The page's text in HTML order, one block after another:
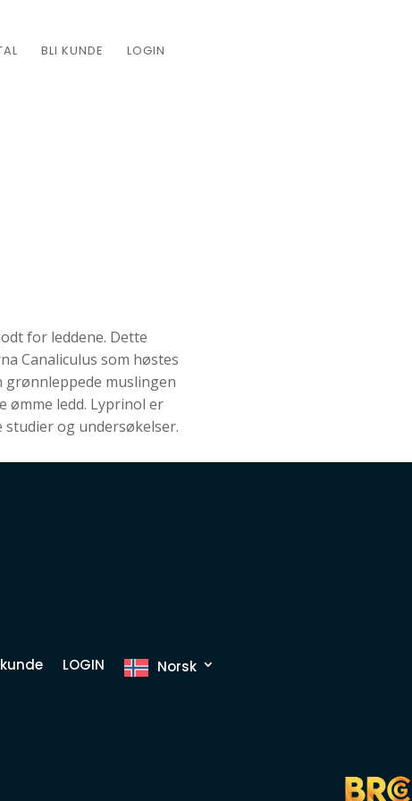
BLI KUNDE LOGIN
for leddene. Dette
Canaliculus som høstes
grønnleppede muslingen
ømme ledd. Lyprinol er
og undersøkelser.
LOGIN Norsk